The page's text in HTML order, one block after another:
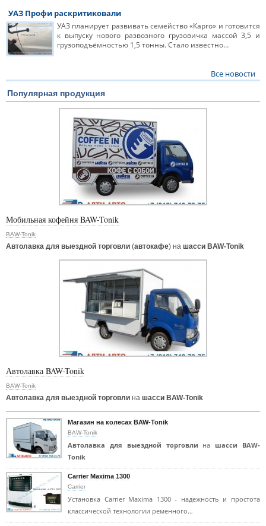
УАЗ Профи раскритиковали
УАЗ планирует развивать семейство «Карго» и готовится
к выпуску нового развозного грузовичка массой 3,5 и
грузоподъёмностью 1,5 тонны. Стало известно…
Все новости
Популярная продукция
Мобильная кофейня BAW-Tonik
BAW-Tonik
Автолавка для выездной торговли (автокафе) на шасси BAW-Tonik
Автолавка BAW-Tonik
BAW-Tonik
Автолавка для выездной торговли на шасси BAW-Tonik
Магазин на колесах BAW-Tonik
BAW-Tonik
Автолавка для выездной торговли на шасси BAW-
Tonik
Carrier Maxima 1300
Carrier
Установка Carrier Maxima 1300 - надежность и простота
классической технологии ременного…